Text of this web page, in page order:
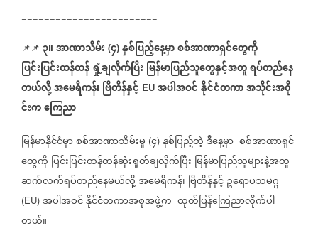
========================
📌📌 ၃။အာဏာသိမ်း (၄) နှစ်ပြည့်နေ့မှာစစ်အာဏာရှင်တွေကို
ပြင်းပြင်းထန်ထန်ရှုံ့ချလိုက်ပြီး မြန်မာပြည်သူတွေနှင့်အတူရပ်တည်နေ
တယ်လို့အမေရိကန်၊ ဗြိတိန်နှင့် EU အပါအဝင်နိုင်ငံတကာအသိုင်းအ၀ို
င်းကကြေညာ
မြန်မာနိုင်ငံမှာစစ်အာဏာသိမ်းမှု (၄) နှစ်ပြည့်တဲ့ဒီနေ့မှာ စစ်အာဏာရှင်
တွေကို ပြင်းပြင်းထန်ထန်ဆုံးရှုတ်ချလိုက်ပြီး မြန်မာပြည်သူများနဲ့အတူ
ဆက်လက်ရပ်တည်နေမယ်လို့အမေရိကန်၊ ဗြိတိန်နှင့်ဥရောပသမဂ္ဂ
(EU) အပါအဝင်နိုင်ငံတကာအစုအဖွဲ့က ထုတ်ပြန်ကြေညာလိုက်ပါ
တယ်။